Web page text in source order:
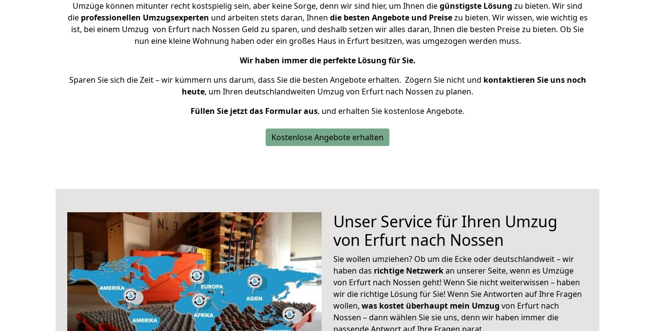
Umzüge können mitunter recht kostspielig sein, aber keine Sorge, denn wir sind hier, um Ihnen diegünstigste Lösung zu bieten. Wir sind
die professionellen Umzugsexperten und arbeiten stets daran, Ihnen die besten Angebote und Preisezu bieten. Wir wissen, wie wichtig es
ist, bei einem Umzug von Erfurt nach Nossen Geld zu sparen, und deshalb setzen wir alles daran, Ihnen die besten Preise zu bieten. Ob Sie
nun eine kleine Wohnung haben oder ein großes Haus in Erfurt besitzen, was umgezogen werden muss.
Wir haben immer die perfekte Lösung für Sie.
Sparen Sie sich die Zeit – wir kümmern uns darum, dass Sie die besten Angebote erhalten. Zögern Sie nicht und kontaktieren Sie uns noch
heute, um Ihren deutschlandweiten Umzug von Erfurt nach Nossen zu planen.
Füllen Sie jetzt das Formular aus, und erhalten Sie kostenlose Angebote.
Kostenlose Angebote erhalten
Unser Service für Ihren Umzug
von Erfurt nach Nossen
Sie wollen umziehen? Ob um die Ecke oder deutschlandweit – wir
haben das richtige Netzwerkan unserer Seite, wenn es Umzüge
von Erfurt nach Nossen geht! Wenn Sie nicht weiterwissen – haben
wir die richtige Lösung für Sie! Wenn Sie Antworten auf Ihre Fragen
wollen, was kostet überhaupt mein Umzug von Erfurt nach
Nossen – dann wählen Sie sie uns, denn wir haben immer die